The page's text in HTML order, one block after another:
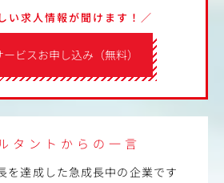
ビスお申し込み（無料）
い求人情報が聞けます！／
タントからの一言
達成した急成長中の企業です